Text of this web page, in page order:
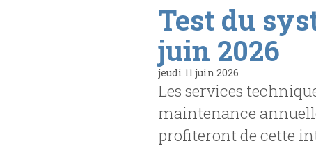
Test du
juin 2026
jeudi 11 juin 2026
Les services
maintenance
profiteront de cette